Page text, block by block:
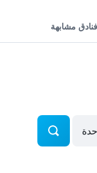
فنادق مشابهة